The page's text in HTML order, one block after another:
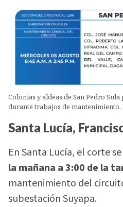
Colonias y aldeas de San Pedro
durante trabajos de mantenimiento.
Santa Lucía,
En Santa Lucía, el corte
la mañana a 3:00 de la
mantenimiento del
subestación Suyapa.